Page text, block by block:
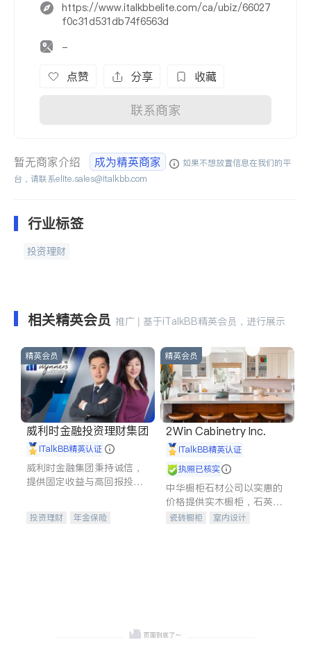
https://www.italkbbelite.com/ca/ubiz/66027
f0c31d531db74f6563d
-
点赞 分享 收藏
联系商家
暂无商家介绍 成为精英商家
如果不想放置信息在我们的平
台，请联系elite.sales@italkbb.com
行业标签
投资理财
相关精英会员 推广 | 基于iTalkBB精英会员，进行展示
精英会员
威利时金融投资理财集团
iTalkBB精英认证
威利时金融集团秉持诚信，
提供固定收益与高回报投资
合，助力客户实现目标
投资理财
年金保险
精英会员
2Win Cabinetry Inc.
iTalkBB精英认证
执照已核实
中华橱柜石材公司以实惠的
价格提供实木橱柜，石英石
台面，多种优质不锈钢水
瓷砖橱柜
室内设计